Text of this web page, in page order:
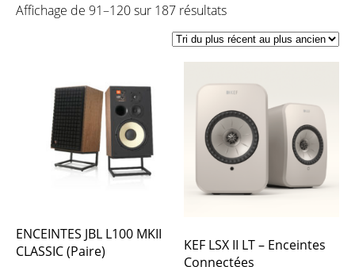
Affichage de 91–120 sur 187 résultats
ENCEINTES JBL L100 MKII
CLASSIC (Paire)
KEF LSX II LT – Enceintes
Connectées